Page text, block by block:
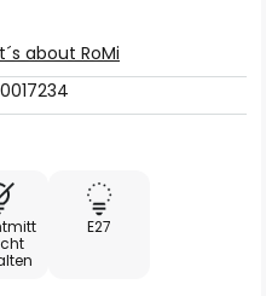
about RoMi
E27